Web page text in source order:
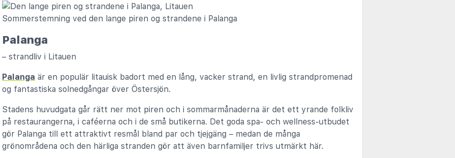
Sommerstemning ved den lange piren og strandene i Palanga
Palanga
– strandliv i Litauen
Palanga är en populär litauisk badort med en lång, vacker strand, en livlig strandpromenad
og fantastiska solnedgångar över Östersjön.
Stadens huvudgata går rätt ner mot piren och i sommarmånaderna är det ett yrande folkliv
på restaurangerna, i caféerna och i de små butikerna. Det goda spa- och wellness-utbudet
gör Palanga till ett attraktivt resmål bland par och tjejgäng – medan de många
grönområdena och den härliga stranden gör att även barnfamiljer trivs utmärkt här.